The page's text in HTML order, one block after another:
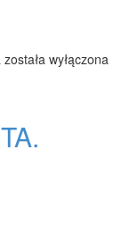
Zegarek
została wyłączona